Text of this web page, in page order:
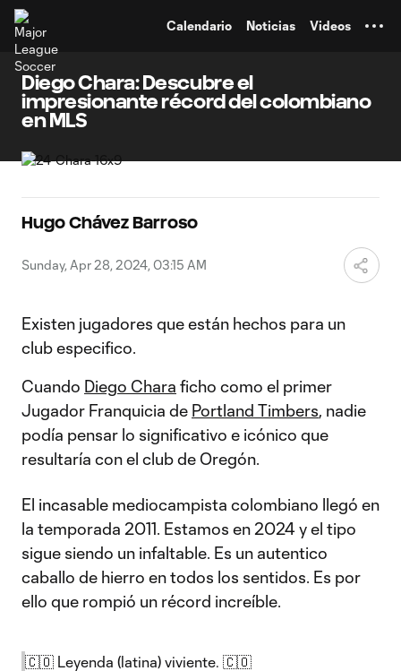
Calendario Noticias Videos
Diego Chara: Descubre el
impresionante récord del colombiano
en MLS
Hugo Chávez Barroso
Sunday, Apr 28, 2024, 03:15 AM
Existen jugadores que están hechos para un
club especifico.
Cuando Diego Chara ficho como el primer
Jugador Franquicia de Portland Timbers, nadie
podía pensar lo significativo e icónico que
resultaría con el club de Oregón.
El incasable mediocampista colombiano llegó en
la temporada 2011. Estamos en 2024 y el tipo
sigue siendo un infaltable. Es un autentico
caballo de hierro en todos los sentidos. Es por
ello que rompió un récord increíble.
🇨🇴 Leyenda (latina) viviente. 🇨🇴